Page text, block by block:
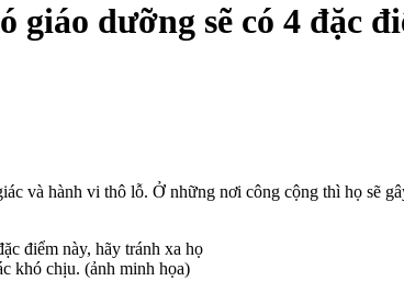
giáo dưỡng sẽ có 4 đặc
và hành vi thô lỗ. Ở những nơi công cộng thì họ sẽ
khó chịu. (ảnh minh họa)